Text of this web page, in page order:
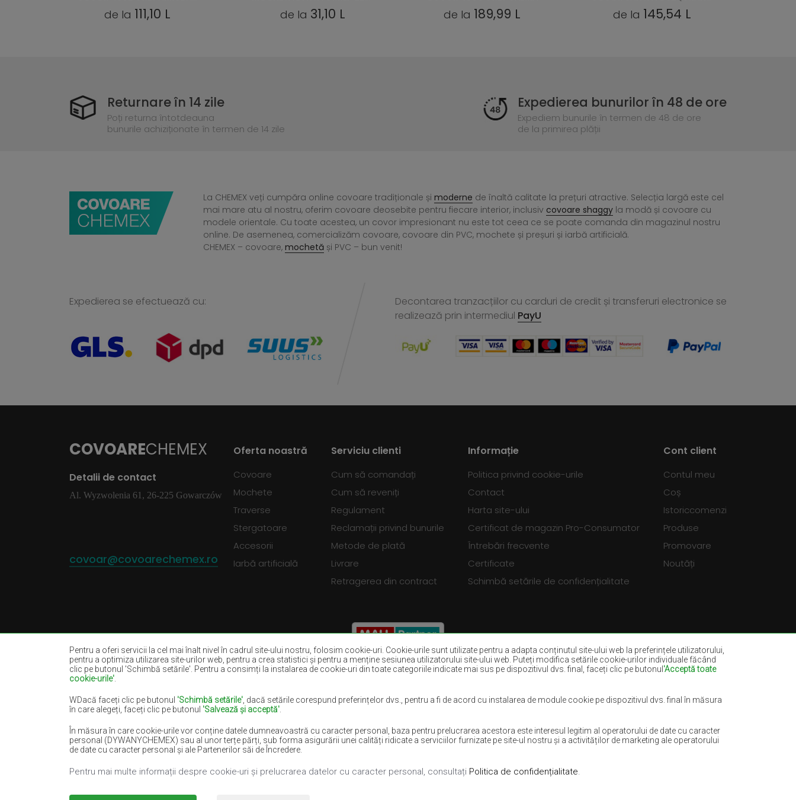
Pentru a oferi servicii la cel mai înalt nivel în cadrul site-ului nostru, folosim cookie-uri. Cookie-urile sunt utilizate pentru a adapta conținutul site-ului web la preferințele utilizatorului,
pentru a optimiza utilizarea site-urilor web, pentru a crea statistici și pentru a menține sesiunea utilizatorului site-ului web. Puteți modifica setările cookie-urilor individuale făcând
clic pe butonul 'Schimbă setările'. Pentru a consimți la instalarea de cookie-uri din toate categoriile indicate mai sus pe dispozitivul dvs. final, faceți clic pe butonul 'Acceptă toate
cookie-urile'
WDacă faceți clic pe butonul 'Schimbă setările' , dacă setările corespund preferințelor dvs., pentru a fi de acord cu instalarea de module cookie pe dispozitivul dvs. final în măsura
în care alegeți, faceți clic pe butonul 'Salvează și acceptă'
În măsura în care cookie-urile vor conține datele dumneavoastră cu caracter personal, baza pentru prelucrarea acestora este interesul legitim al operatorului de date cu caracter
personal (DYWANYCHEMEX) sau al unor terțe părți, sub forma asigurării unei calități ridicate a serviciilor furnizate pe site-ul nostru și a activităților de marketing ale operatorului
de date cu caracter personal și ale Partenerilor săi de Încredere.
Pentru mai multe informații despre cookie-uri și prelucrarea datelor cu caracter personal, consultați Politica de confidențialitate.
de la31,10 L de la189,99 L de la145,54 L de la87,77 L
Returnare în 14 zile
Poți returna întotdeauna
bunurile achiziționate în termen de 14 zile
Expedierea bunurilor în 48 de ore
Expediem bunurile în termen de 48 de ore
de la primirea plății
La CHEMEX veți cumpăra online covoare tradiționale și moderne de înaltă calitate la prețuri atractive. Selecția largă este cel
mai mare atu al nostru, oferim covoare deosebite pentru fiecare interior, inclusiv covoare shaggy la modă și covoare cu
modele orientale. Cu toate acestea, un covor impresionant nu este tot ceea ce se poate comanda din magazinul nostru
online. De asemenea, comercializăm covoare, covoare din PVC, mochete și preșuri și iarbă artificială.
CHEMEX – covoare, mochetă și PVC – bun venit!
Expedierea se efectuează cu:
Decontarea tranzacțiilor cu carduri de credit și transferuri electronice se
realizează prin intermediul PayU
COVOARECHEMEX
Detalii de contact
Al. Wyzwolenia 61, 26-225 Gowarczów
covoar@covoarechemex.ro
Oferta noastră
Covoare
Mochete
Traverse
Stergatoare
Accesorii
Iarbă artificială
Serviciu clienti
Cum să comandați
Cum să reveniți
Regulament
Reclamații privind bunurile
Metode de plată
Livrare
Retragerea din contract
Informație
Politica privind cookie-urile
Contact
Harta site-ului
Certificat de magazin Pro-Consumator
Întrebări frecvente
Certificate
Schimbă setările de confidențialitate
Cont client
Contul meu
Coș
Istoriccomenzi
Produse
Promovare
Noutăți
Covoare bej
Covoare negre
Covoare roșii Covoare violet Covoare albastru marin
Covoare maro-deschis
Covoare somon
Covoare crem
Covoare albastre
Covoare portocalii Covoare roz Covoare gri
Covoare teracotă
Covoare verzi
Covoare aurii